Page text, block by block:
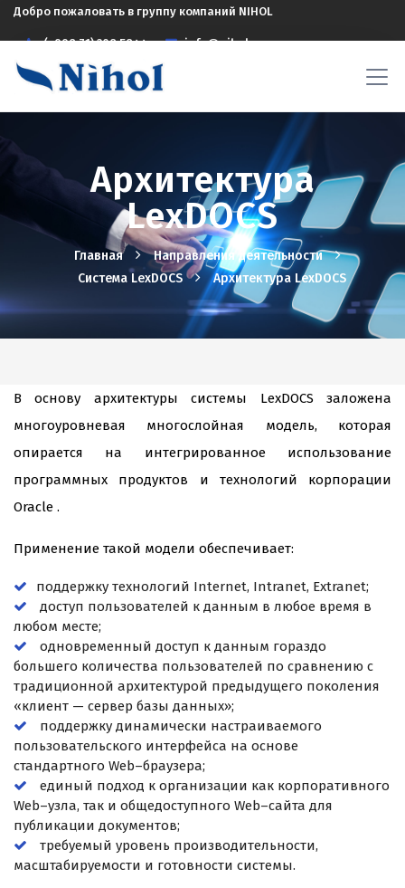
Добро пожаловать в группу компаний NIHOL
(+998 71) 208 5844 info@nihol.uz
Архитектура
LexDOCS
Главная
Hаправления деятельности
Система LexDOCS
Архитектура LexDOCS
В основу архитектуры системы LexDOCS заложена
многоуровневая многослойная модель, которая
опирается на интегрированное использование
программных продуктов и технологий корпорации
Oracle .
Применение такой модели обеспечивает:
поддержку технологий Internet, Intranet, Extranet;
доступ пользователей к данным в любое время в
любом месте;
одновременный доступ к данным гораздо
большего количества пользователей по сравнению с
традиционной архитектурой предыдущего поколения
«клиент — сервер базы данных»;
поддержку динамически настраиваемого
пользовательского интерфейса на основе
стандартного Web–браузера;
единый подход к организации как корпоративного
Web–узла, так и общедоступного Web–сайта для
публикации документов;
требуемый уровень производительности,
масштабируемости и готовности системы.